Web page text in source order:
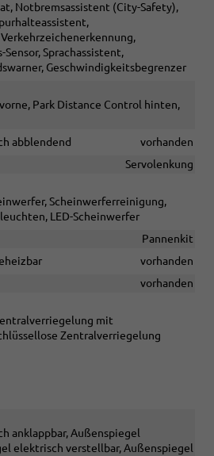
Notbremsassistent (City-Safety),
Sprachassistent,
Geschwindigkeitsbegrenzer
Park Distance Control hinten,
abblendend
vorhanden
Servolenkung
Scheinwerferreinigung,
LED-Scheinwerfer
Pannenkit
vorhanden
vorhanden
mit
Zentralverriegelung
anklappbar, Außenspiegel
elektrisch verstellbar, Außenspiegel